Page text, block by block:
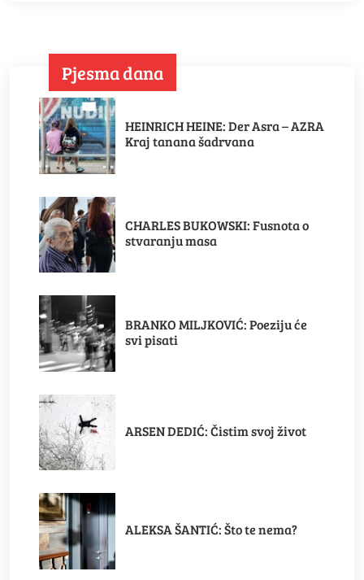
Pjesma dana
HEINRICH HEINE: Der Asra – AZRA
Kraj tanana šadrvana
CHARLES BUKOWSKI: Fusnota o
stvaranju masa
BRANKO MILJKOVIĆ: Poeziju će
svi pisati
ARSEN DEDIĆ: Čistim svoj život
ALEKSA ŠANTIĆ: Što te nema?